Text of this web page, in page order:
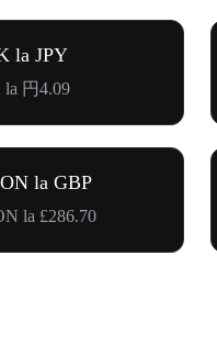
la JPY
la 円4.09
la GBP
la £286.70